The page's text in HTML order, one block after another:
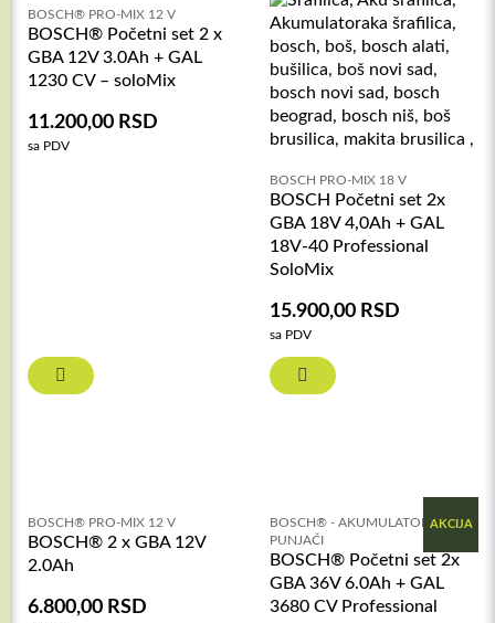
BOSCH® PRO-MIX 12 V
BOSCH® Početni set 2 x
GBA 12V 3.0Ah + GAL
1230 CV – soloMix
11.200,00 RSD
sa PDV
BOSCH PRO-MIX 18 V
BOSCH Početni set 2x
GBA 18V 4,0Ah + GAL
18V-40 Professional
SoloMix
15.900,00 RSD
sa PDV
BOSCH® PRO-MIX 12 V
BOSCH® 2 x GBA 12V
2.0Ah
6.800,00 RSD
AKCIJA
BOSCH® - AKUMULATORI I
PUNJAČI
BOSCH® Početni set 2x
GBA 36V 6.0Ah + GAL
3680 CV Professional